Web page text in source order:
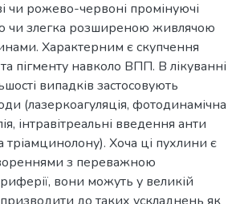
чи рожево-червоні промінуючі
чи злегка розширеною живлячою
Характерним є скупчення
пігменту навколо ВПП. В лікуванні
випадків застосовують
(лазеркоагуляція, фотодинамічна
інтравітреальні введення анти
тріамцинолону). Хоча ці пухлини є
з переважною
вони можуть у великій